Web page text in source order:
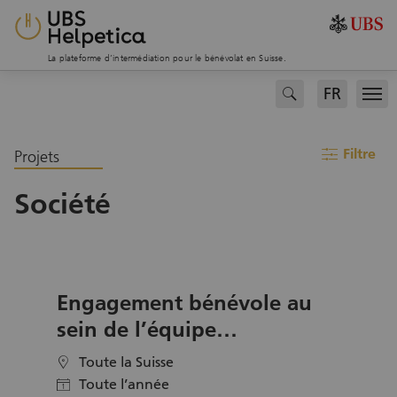
La plateforme d’intermédiation pour le bénévolat en Suisse.
search FR
Projets filter Filtre
Société
Engagement bénévole au
sein de l’équipe
administrative de Make-A-
Wish
location Toute la Suisse
calendar Toute l’année